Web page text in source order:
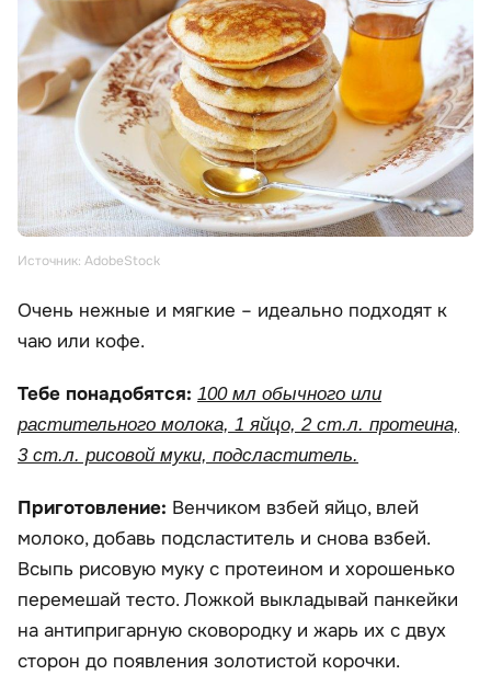
Источник: AdobeStock
Очень нежные и мягкие – идеально подходят к
чаю или кофе.
Тебе понадобятся: 100 мл обычного или
растительного молока, 1 яйцо, 2 ст.л. протеина,
3 ст.л. рисовой муки, подсластитель.
Приготовление: Венчиком взбей яйцо, влей
молоко, добавь подсластитель и снова взбей.
Всыпь рисовую муку с протеином и хорошенько
перемешай тесто. Ложкой выкладывай панкейки
на антипригарную сковородку и жарь их с двух
сторон до появления золотистой корочки.